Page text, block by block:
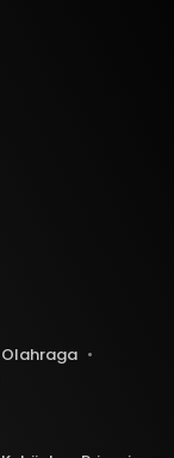
Olahraga